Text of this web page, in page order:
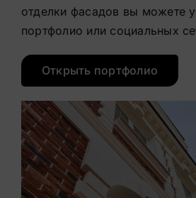
отделки фасадов вы можете
портфолио или социальных
Открыть портфолио